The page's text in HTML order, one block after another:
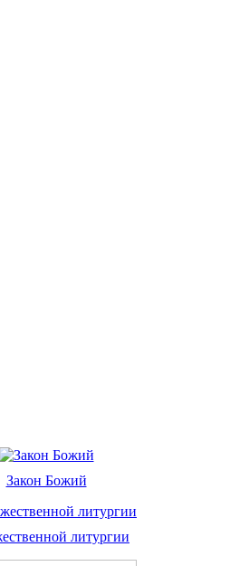
Закон Божий
литургии